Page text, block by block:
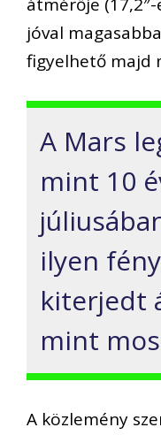
jóval
figyelhető majd
A Mars
mint 10
ilyen
kiterjedt
mint
A közlemény